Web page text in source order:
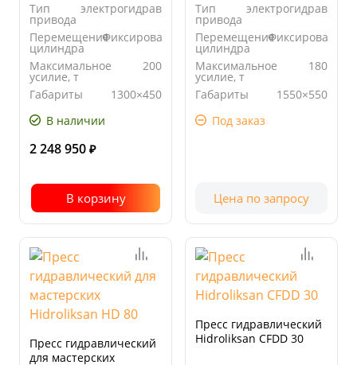
Тип
привода
электрогидравлический
Перемещение
цилиндра
Фиксированный
Максимальное
усилие, т
200
Габариты
стола, мм
1300×450
В наличии
2 248 950 ₽
В корзину
Тип
привода
Перемещение
цилиндра
Максимальное
усилие, т
180
Габариты
стола, мм
1550×550
Под заказ
Цена по запросу
Пресс гидравлический
для мастерских
Пресс гидравлический
Hidroliksan CFDD 30